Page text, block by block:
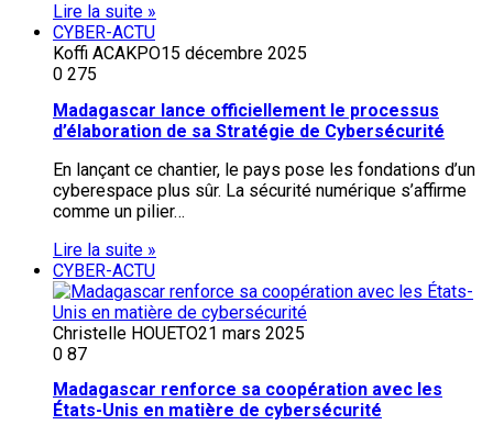
Lire la suite »
CYBER-ACTU
Koffi ACAKPO15 décembre 2025
0 275
Madagascar lance officiellement le processus
d’élaboration de sa Stratégie de Cybersécurité
En lançant ce chantier, le pays pose les fondations d’un
cyberespace plus sûr. La sécurité numérique s’affirme
comme un pilier…
Lire la suite »
CYBER-ACTU
Christelle HOUETO21 mars 2025
0 87
Madagascar renforce sa coopération avec les
États-Unis en matière de cybersécurité